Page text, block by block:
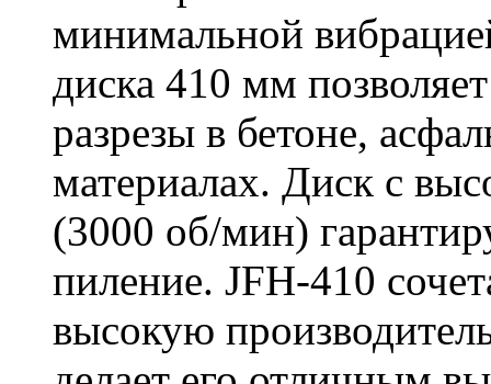
минимальной
диска 410 мм
разрезы в бетоне,
материалах. Диск с
(3000 об/мин)
пиление. JFH-410
высокую